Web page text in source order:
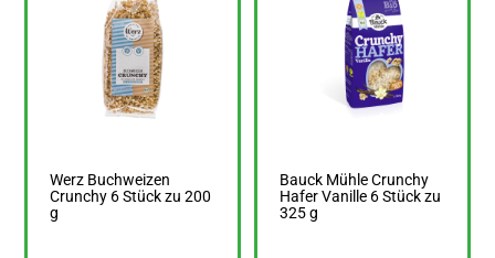
Werz Buchweizen
Crunchy 6 Stück zu 200
g
Bauck Mühle Crunchy
Hafer Vanille 6 Stück zu
325 g